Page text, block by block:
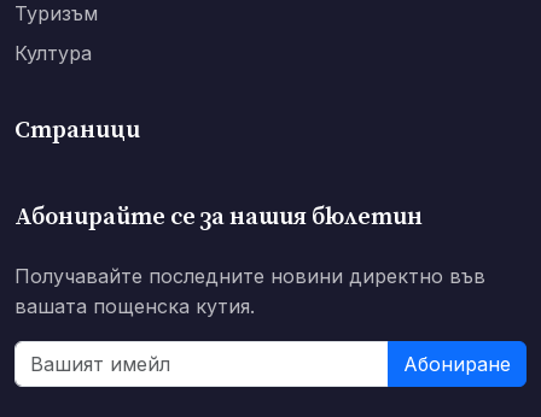
Туризъм
Култура
Страници
Абонирайте се за нашия бюлетин
Получавайте последните новини директно във
вашата пощенска кутия.
Абониране